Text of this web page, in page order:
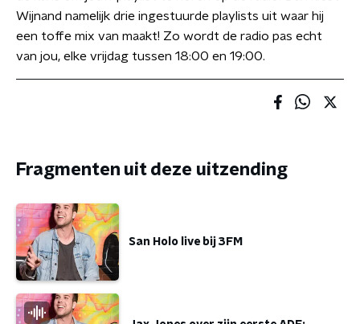
Wijnand namelijk drie ingestuurde playlists uit waar hij
een toffe mix van maakt! Zo wordt de radio pas echt
van jou, elke vrijdag tussen 18:00 en 19:00.
Fragmenten uit deze uitzending
San Holo live bij 3FM